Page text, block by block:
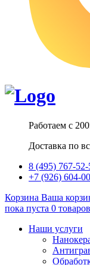
Работаем с
Доставка по
8 (495) 767-52-
+7 (926) 604-
Корзина Ваша
пока пуста 0 товаров
Наши услуги